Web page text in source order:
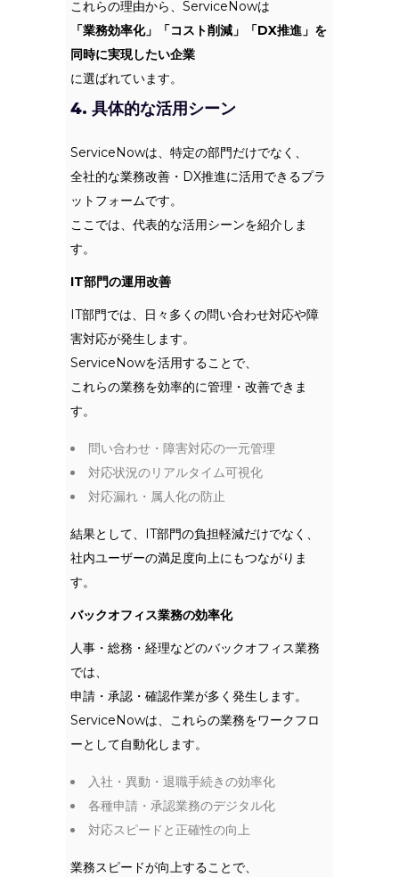
これらの理由から、ServiceNowは
「業務効率化」「コスト削減」「DX推進」を
同時に実現したい企業
に選ばれています。
4. 具体的な活用シーン
ServiceNowは、特定の部門だけでなく、
全社的な業務改善・DX推進に活用できるプラ
ットフォームです。
ここでは、代表的な活用シーンを紹介しま
す。
IT部門の運用改善
IT部門では、日々多くの問い合わせ対応や障
害対応が発生します。
ServiceNowを活用することで、
これらの業務を効率的に管理・改善できま
す。
問い合わせ・障害対応の一元管理
対応状況のリアルタイム可視化
対応漏れ・属人化の防止
結果として、IT部門の負担軽減だけでなく、
社内ユーザーの満足度向上にもつながりま
す。
バックオフィス業務の効率化
人事・総務・経理などのバックオフィス業務
では、
申請・承認・確認作業が多く発生します。
ServiceNowは、これらの業務をワークフロ
ーとして自動化します。
入社・異動・退職手続きの効率化
各種申請・承認業務のデジタル化
対応スピードと正確性の向上
業務スピードが向上することで、